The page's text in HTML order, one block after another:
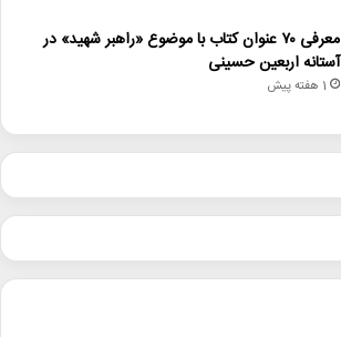
معرفی ۷۰ عنوان کتاب با موضوع «راهبر شهید» در
آستانه اربعین حسینی
1 هفته پیش